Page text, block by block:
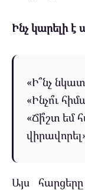
Ինչ կարելի է
«Ի՞նչ
«Ինչո՞ւ
«Ճի՞շտ եմ
Այս